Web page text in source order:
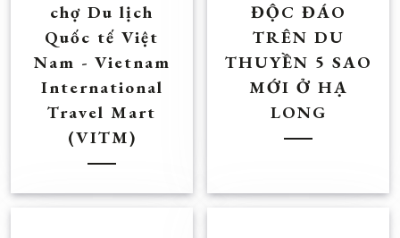
chợ Du lịch
Quốc tế Việt
Nam - Vietnam
International
Travel Mart
(VITM)
ĐỘC ĐÁO
TRÊN DU
THUYỀN 5 SAO
MỚI Ở HẠ
LONG